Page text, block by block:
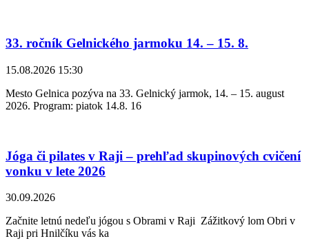
33. ročník Gelnického jarmoku 14. – 15. 8.
15.08.2026 15:30
Mesto Gelnica pozýva na 33. Gelnický jarmok, 14. – 15. august
2026. Program: piatok 14.8. 16
Jóga či pilates v Raji – prehľad skupinových cvičení
vonku v lete 2026
30.09.2026
Začnite letnú nedeľu jógou s Obrami v Raji Zážitkový lom Obri v
Raji pri Hnilčíku vás ka